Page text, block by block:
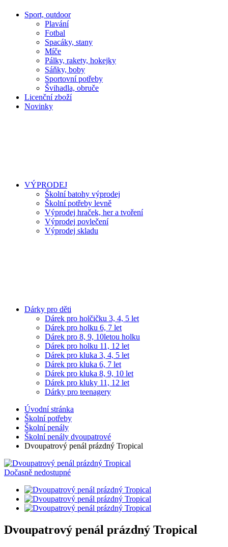
Sport, outdoor
Plavání
Fotbal
Spacáky, stany
Míče
Pálky, rakety, hokejky
Sáňky, boby
Sportovní potřeby
Švihadla, obruče
Licenční zboží
Novinky
VÝPRODEJ
Školní batohy výprodej
Školní potřeby levně
Výprodej hraček, her a tvoření
Výprodej povlečení
Výprodej skladu
Dárky pro děti
Dárek pro holčičku 3, 4, 5 let
Dárek pro holku 6, 7 let
Dárek pro 8, 9, 10letou holku
Dárek pro holku 11, 12 let
Dárek pro kluka 3, 4, 5 let
Dárek pro kluka 6, 7 let
Dárek pro kluka 8, 9, 10 let
Dárek pro kluky 11, 12 let
Dárky pro teenagery
Úvodní stránka
Školní potřeby
Školní penály
Školní penály dvoupatrové
Dvoupatrový penál prázdný Tropical
Dočasně nedostupné
Dvoupatrový penál prázdný Tropical